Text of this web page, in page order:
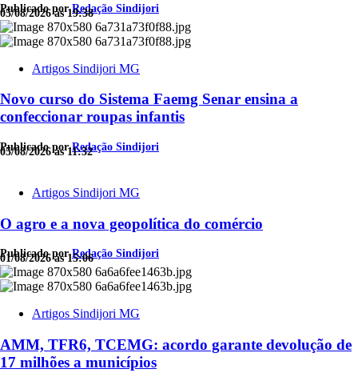
Publicado porRedação Sindijori
05/08/2026 às 19:38
Artigos Sindijori MG
Novo curso do Sistema Faemg Senar ensina a
confeccionar roupas infantis
Publicado porRedação Sindijori
05/08/2026 às 11:32
Artigos Sindijori MG
O agro e a nova geopolítica do comércio
Publicado porRedação Sindijori
01/08/2026 às 15:06
Artigos Sindijori MG
AMM, TFR6, TCEMG: acordo garante devolução de
17 milhões a municípios